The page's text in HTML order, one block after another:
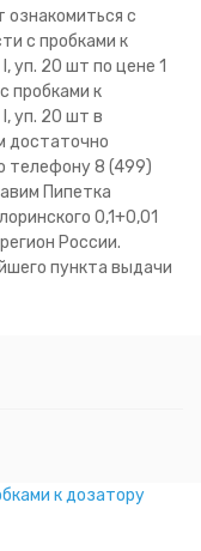
ознакомиться с
с пробками к
уп. 20 шт по цене 1
пробками к
уп. 20 шт в
достаточно
телефону 8 (499)
Пипетка
0,1+0,01
России.
пункта выдачи
к дозатору